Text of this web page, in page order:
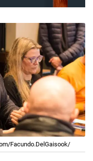
Facundo.DelGaisook/